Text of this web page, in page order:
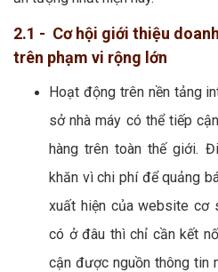
2.1 - Cơ hội giới thiệu
trên phạm vi rộng lớn
Hoạt động trên nền tảng
sở nhà máy có thể tiếp
hàng trên toàn thế giới.
khăn vì chi phí để quảng
xuất hiện của website cơ
có ở đâu thì chỉ cần kết
cận được nguồn thông tin